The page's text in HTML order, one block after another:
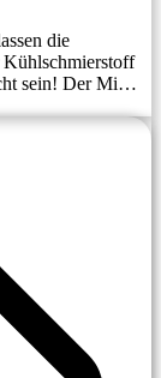
die
sein! Der Mi…